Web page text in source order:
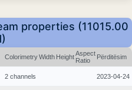
properties (11015.00
ColorimetryWidth HeightAspect
Ratio
Përditësim
2 channels 2023-04-24